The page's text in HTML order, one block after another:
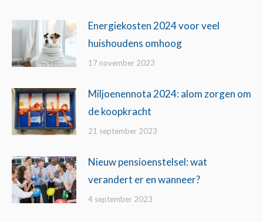
Energiekosten 2024 voor veel
huishoudens omhoog
17 november 2023
Miljoenennota 2024: alom zorgen om
de koopkracht
21 september 2023
Nieuw pensioenstelsel: wat
verandert er en wanneer?
4 september 2023